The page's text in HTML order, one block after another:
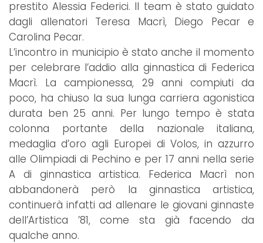
prestito Alessia Federici. Il team è stato guidato
dagli allenatori Teresa Macrì, Diego Pecar e
Carolina Pecar.
L’incontro in municipio è stato anche il momento
per celebrare l’addio alla ginnastica di Federica
Macrì. La campionessa, 29 anni compiuti da
poco, ha chiuso la sua lunga carriera agonistica
durata ben 25 anni. Per lungo tempo è stata
colonna portante della nazionale italiana,
medaglia d’oro agli Europei di Volos, in azzurro
alle Olimpiadi di Pechino e per 17 anni nella serie
A di ginnastica artistica. Federica Macrì non
abbandonerà però la ginnastica artistica,
continuerà infatti ad allenare le giovani ginnaste
dell’Artistica ’81, come sta già facendo da
qualche anno.